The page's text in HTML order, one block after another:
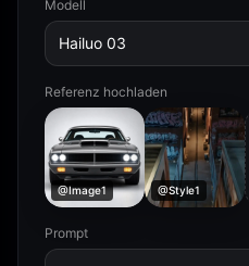
Modell
Hailuo 03
Referenz hochladen
@Image1 @Style1
Prompt